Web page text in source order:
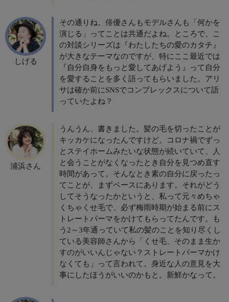
しげる
その通りね。俳優さんもモデルさんも「何かを
演じる」ってことは共通だよね。ところで、こ
の対談シリーズは『わたしたちの愛のカタチ』
が大きなテーマなのですが、特にここ最近では
『自分自身をもっと愛してあげよう』って自分
を愛することを多く語ってもらいました。アリ
サは確か前にSNSでコンプレックスについて語
っていたよね？
浦浜さん
うんうん、書きました。髪の毛を切ったことが
キッカケになったんですけど。コロナ禍でずっ
とステイホームみたいな状態が続いていて、人
と会うことがなくなったとき自分を見つめ直す
時間があって。そんなとき素の自分に戻ったっ
てことが、まずベースにあります。それがどう
してそうなったかというと、私って元々めちゃ
くちゃくせ毛で、必ず梅雨時期が始まる前にス
トレートパーマをかけてもらってたんです。も
う2～3年通っていて私の髪のことを知り尽くし
ている美容師さんから「くせ毛、そのまま生か
すのがいいんじゃない？ストレートパーマかけ
なくても」って言われて。身近な人の意見を大
事にしたほうがいいのかもと。新鮮かなって。